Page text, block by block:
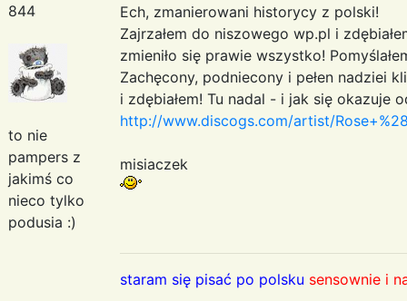
844
to nie
pampers z
jakimś co
nieco tylko
podusia :)
Ech, zmanierowani historycy z polski!
Zajrzałem do niszowego wp.pl i
zmieniło się prawie wszystko!
Zachęcony, podniecony i pełen nadziei
i zdębiałem! Tu nadal - i jak się okazuje
http://www.discogs.com/artist/
misiaczek
staram się pisać po polsku sensownie i